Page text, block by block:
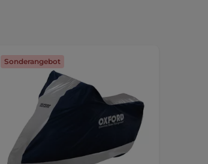
Sonderangebot